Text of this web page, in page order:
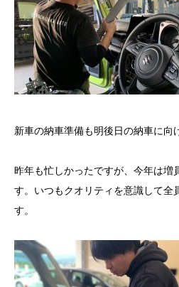
新車の納車準備も明後日の納車に向
昨年も忙しかったですが、今年は増
す。いつもクオリティを意識して全
す。